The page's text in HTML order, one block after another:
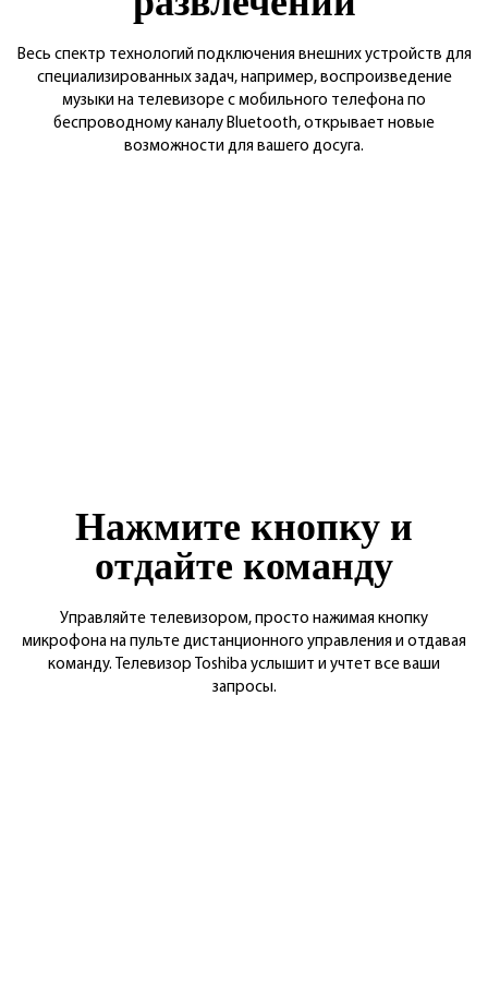
Весь спектр технологий подключения внешних устройств для
специализированных задач, например, воспроизведение
музыки на телевизоре с мобильного телефона по
беспроводному каналу Bluetooth, открывает новые
возможности для вашего досуга.
Нажмите кнопку и
отдайте команду
Управляйте телевизором, просто нажимая кнопку
микрофона на пульте дистанционного управления и отдавая
команду. Телевизор Toshiba услышит и учтет все ваши
запросы.